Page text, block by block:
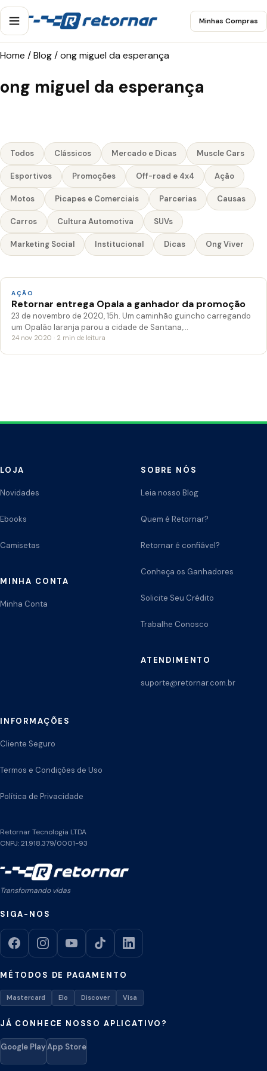
Minhas Compras
Home /Blog/ong miguel da esperança
ong miguel da esperança
Todos Clássicos Mercado e Dicas Muscle Cars
Esportivos Promoções Off-road e 4x4 Ação
Motos Picapes e Comerciais Parcerias Causas
Carros Cultura Automotiva SUVs
Marketing Social Institucional Dicas Ong Viver
AÇÃO
Retornar entrega Opala a ganhador da promoção
23 de novembro de 2020, 15h. Um caminhão guincho carregando
um Opalão laranja parou a cidade de Santana,…
24 nov 2020 · 2 min de leitura
LOJA
Novidades
Ebooks
Camisetas
MINHA CONTA
Minha Conta
SOBRE NÓS
Leia nosso Blog
Quem é Retornar?
Retornar é confiável?
Conheça os Ganhadores
Solicite Seu Crédito
Trabalhe Conosco
ATENDIMENTO
suporte@retornar.com.br
INFORMAÇÕES
Cliente Seguro
Termos e Condições de Uso
Política de Privacidade
Retornar Tecnologia LTDA
CNPJ: 21.918.379/0001-93
Transformando vidas
SIGA-NOS
MÉTODOS DE PAGAMENTO
Mastercard Elo Discover Visa
JÁ CONHECE NOSSO APLICATIVO?
Google PlayApp Store